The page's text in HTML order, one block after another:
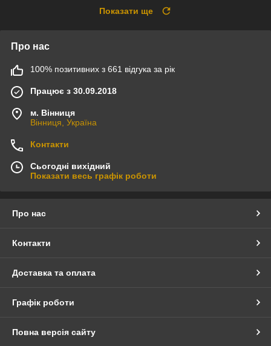
Показати ще
Про нас
100% позитивних з 661 відгука за рік
Працює з 30.09.2018
м. Вінниця
Вінниця, Україна
Контакти
Сьогодні вихідний
Показати весь графік роботи
Про нас
Контакти
Доставка та оплата
Графік роботи
Повна версія сайту